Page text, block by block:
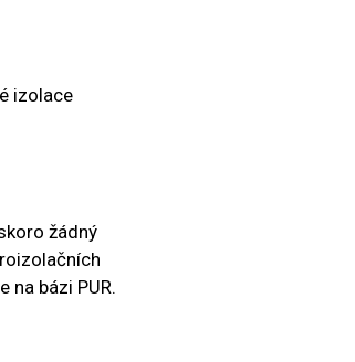
izolace
žádný
bázi PUR.